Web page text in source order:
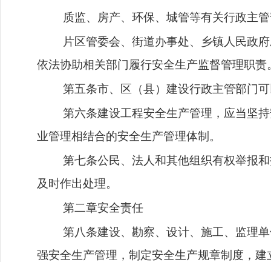
质监、房产、环保、城管等有关行政主
片区管委会、街道办事处、乡镇人民政
依法协助相关部门履行安全生产监督管理职责
第五条市、区（县）建设行政主管部门
第六条建设工程安全生产管理，应当坚
业管理相结合的安全生产管理体制。
第七条公民、法人和其他组织有权举报
及时作出处理。
第二章安全责任
第八条建设、勘察、设计、施工、监理
强安全生产管理，制定安全生产规章制度，